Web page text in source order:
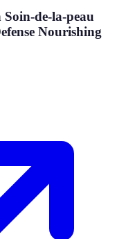
de-la-peau
Nourishing